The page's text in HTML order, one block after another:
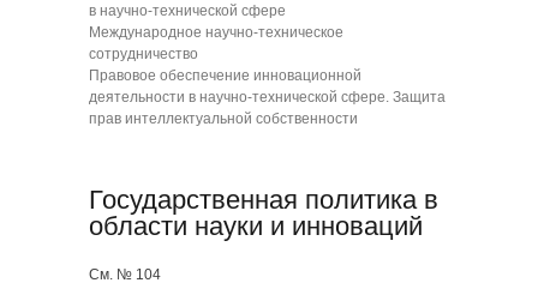
в научно-технической сфере
Международное научно-техническое
сотрудничество
Правовое обеспечение инновационной
деятельности в научно-технической сфере. Защита
прав интеллектуальной собственности
Государственная политика в
области науки и инноваций
См. № 104